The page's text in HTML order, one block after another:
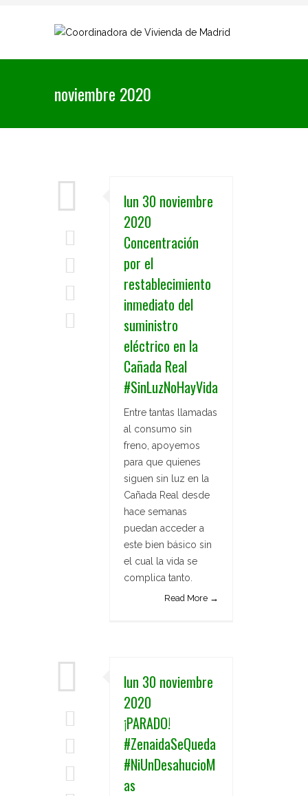
noviembre 2020
lun 30 noviembre
2020
Concentración
por el
restablecimiento
inmediato del
suministro
eléctrico en la
Cañada Real
#SinLuzNoHayVida
Entre tantas llamadas
al consumo sin
freno, apoyemos
para que quienes
siguen sin luz en la
Cañada Real desde
hace semanas
puedan acceder a
este bien básico sin
el cual la vida se
complica tanto.
Read More →
lun 30 noviembre
2020
¡PARADO!
#ZenaidaSeQueda
#NiUnDesahucioM
as